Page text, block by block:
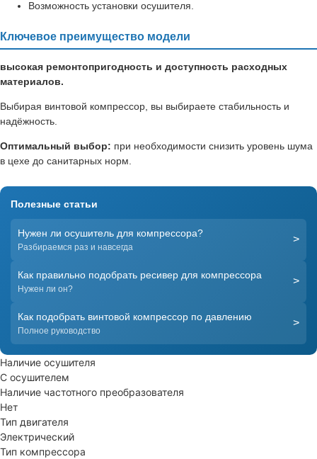
Возможность установки осушителя.
Ключевое преимущество модели
высокая ремонтопригодность и доступность расходных
материалов.
Выбирая винтовой компрессор, вы выбираете стабильность и
надёжность.
Оптимальный выбор: при необходимости снизить уровень шума
в цехе до санитарных норм.
Полезные статьи
Нужен ли осушитель для компрессора?
Разбираемся раз и навсегда
>
Как правильно подобрать ресивер для компрессора
Нужен ли он?
>
Как подобрать винтовой компрессор по давлению
Полное руководство
>
Наличие осушителя
С осушителем
Наличие частотного преобразователя
Нет
Тип двигателя
Электрический
Тип компрессора